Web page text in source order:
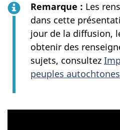
Remarque : Les
dans cette
jour de la diffusion,
obtenir des
sujets, consultez
peuples